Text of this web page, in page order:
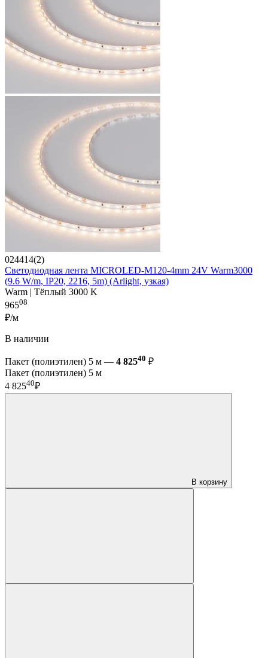
024414(2)
Светодиодная лента MICROLED-M120-4mm 24V Warm3000
(9.6 W/m, IP20, 2216, 5m) (Arlight, узкая)
Warm | Тёплый 3000 K
96508
₽/м
В наличии
Пакет (полиэтилен) 5 м — 4 82540 ₽
Пакет (полиэтилен) 5 м
4 82540₽
В корзину